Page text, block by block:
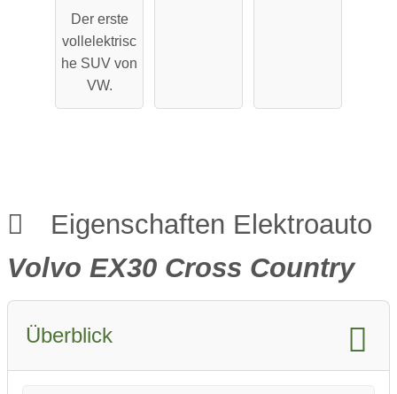
Performa
nce
Der erste
vollelektrisc
he SUV von
VW.
Eigenschaften Elektroauto
Volvo EX30 Cross Country
Überblick